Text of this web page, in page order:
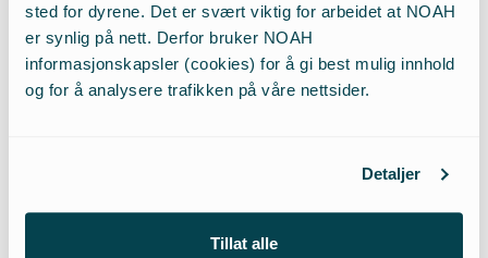
sted for dyrene. Det er svært viktig for arbeidet at NOAH
er synlig på nett. Derfor bruker NOAH
informasjonskapsler (cookies) for å gi best mulig innhold
og for å analysere trafikken på våre nettsider.
Detaljer
Tillat alle
testing har som formål å få på plass et
verdensomspennende forbud mot testing av
kosmetiske produkter og ingredienser på dyr en gang
for alle. Dette ønsker de å oppnå gjennom å få på plass
Kampanjen er den mest ambisiøse aksjonen mot
er å samle inn 8 millioner signaturer.